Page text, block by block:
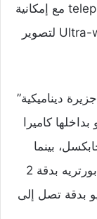
للتثبيت البصري، هنالك أيضًا مستشعر telephoto مع إمكانية
تقريب 3x بنفس الدقة، وأخيرًا عدسة Ultra-wide لتصوير
ديناميكية”
التي رأيناها بهاتف ايفون 16 برو بداخلها كاميرا
أول عدسة منهما بدقة 50 ميجابكسل، بينما
الأخرى عبارة عن مستشعر depth لتصوير بورتريه بدقة 2
بدقة تصل إلى